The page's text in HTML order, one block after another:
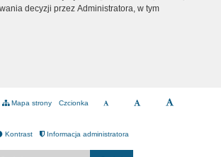
decyzji przez Administratora, w tym
Mapa strony Czcionka
Kontrast Informacja administratora